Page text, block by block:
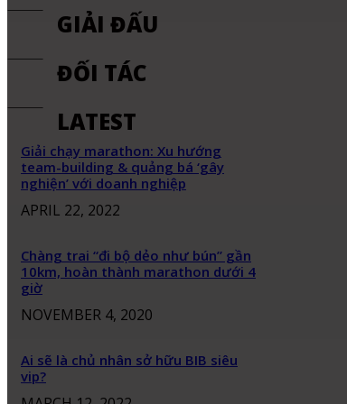
GIẢI ĐẤU
ĐỐI TÁC
LATEST
Giải chạy marathon: Xu hướng
team-building & quảng bá ‘gây
nghiện’ với doanh nghiệp
APRIL 22, 2022
Chàng trai “đi bộ dẻo như bún” gần
10km, hoàn thành marathon dưới 4
giờ
NOVEMBER 4, 2020
Ai sẽ là chủ nhân sở hữu BIB siêu
vip?